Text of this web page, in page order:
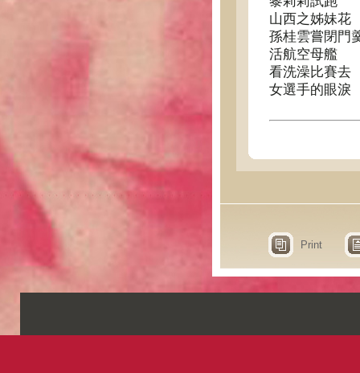
山西之姊妹花
孫桂雲嘗閉門
活航空母艦
看洗澡比賽去
女選手的眼淚
Print